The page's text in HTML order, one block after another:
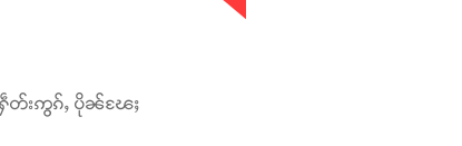
ႁဵတ်းဢွၵ်ႇ ပိုၼ်ၽႄႈ